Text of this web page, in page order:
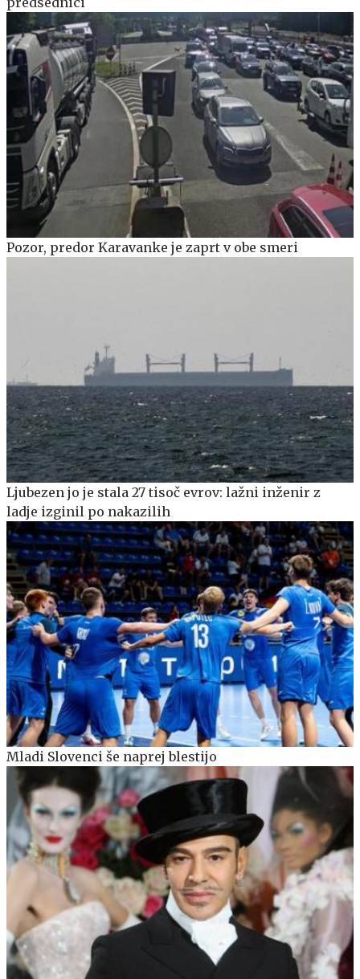
Pozor, predor Karavanke je zaprt v obe smeri
Ljubezen jo je stala 27 tisoč evrov: lažni inženir z
ladje izginil po nakazilih
Mladi Slovenci še naprej blestijo